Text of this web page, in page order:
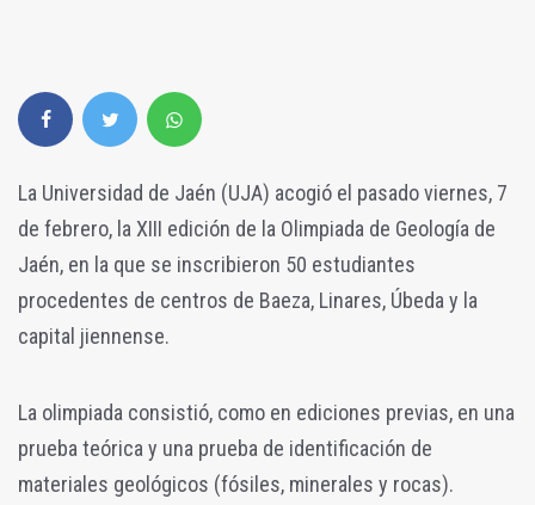
La Universidad de Jaén (UJA) acogió el pasado viernes, 7
de febrero, la XIII edición de la Olimpiada de Geología de
Jaén, en la que se inscribieron 50 estudiantes
procedentes de centros de Baeza, Linares, Úbeda y la
capital jiennense.
La olimpiada consistió, como en ediciones previas, en una
prueba teórica y una prueba de identificación de
materiales geológicos (fósiles, minerales y rocas).